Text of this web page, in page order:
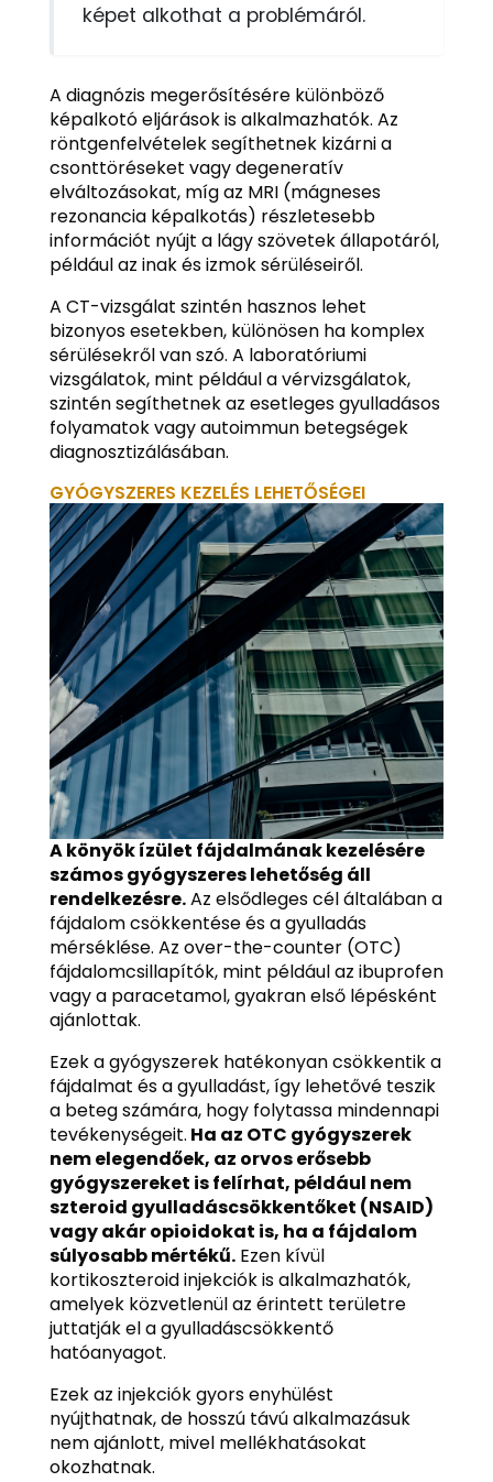
képet alkothat a problémáról.
A diagnózis megerősítésére különböző
képalkotó eljárások is alkalmazhatók. Az
röntgenfelvételek segíthetnek kizárni a
csonttöréseket vagy degeneratív
elváltozásokat, míg az MRI (mágneses
rezonancia képalkotás) részletesebb
információt nyújt a lágy szövetek állapotáról,
például az inak és izmok sérüléseiről.
A CT-vizsgálat szintén hasznos lehet
bizonyos esetekben, különösen ha komplex
sérülésekről van szó. A laboratóriumi
vizsgálatok, mint például a vérvizsgálatok,
szintén segíthetnek az esetleges gyulladásos
folyamatok vagy autoimmun betegségek
diagnosztizálásában.
GYÓGYSZERES KEZELÉS LEHETŐSÉGEI
A könyök ízület fájdalmának kezelésére
számos gyógyszeres lehetőség áll
rendelkezésre.Az elsődleges cél általában a
fájdalom csökkentése és a gyulladás
mérséklése. Az over-the-counter (OTC)
fájdalomcsillapítók, mint például az ibuprofen
vagy a paracetamol, gyakran első lépésként
ajánlottak.
Ezek a gyógyszerek hatékonyan csökkentik a
fájdalmat és a gyulladást, így lehetővé teszik
a beteg számára, hogy folytassa mindennapi
tevékenységeit. Ha az OTC gyógyszerek
nem elegendőek, az orvos erősebb
gyógyszereket is felírhat, például nem
szteroid gyulladáscsökkentőket (NSAID)
vagy akár opioidokat is, ha a fájdalom
súlyosabb mértékű.Ezen kívül
kortikoszteroid injekciók is alkalmazhatók,
amelyek közvetlenül az érintett területre
juttatják el a gyulladáscsökkentő
hatóanyagot.
Ezek az injekciók gyors enyhülést
nyújthatnak, de hosszú távú alkalmazásuk
nem ajánlott, mivel mellékhatásokat
okozhatnak.